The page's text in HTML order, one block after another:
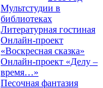
Мультстудии в
библиотеках
Литературная гостиная
Онлайн-проект
«Воскресная сказка»
Онлайн-проект «Делу –
время…»
Песочная фантазия